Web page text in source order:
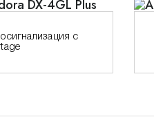
с